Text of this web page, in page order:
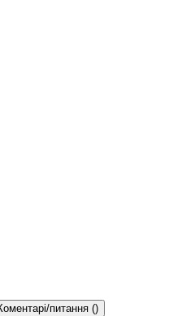
питання ()